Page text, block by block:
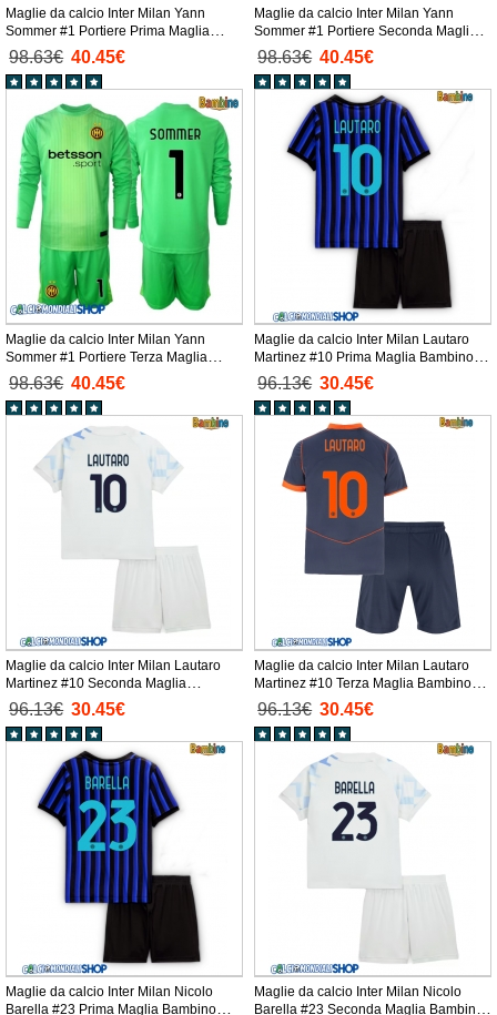
Maglie da calcio Inter Milan Yann
Sommer #1 Portiere Prima Maglia
Bambino 2025-26 Manica Lunga +
Pantaloni corti)
98.63€ 40.45€
Maglie da calcio Inter Milan Yann
Sommer #1 Portiere Seconda Maglia
Bambino 2025-26 Manica Lunga +
Pantaloni corti)
98.63€ 40.45€
Maglie da calcio Inter Milan Yann
Sommer #1 Portiere Terza Maglia
Bambino 2025-26 Manica Lunga +
Pantaloni corti)
98.63€ 40.45€
Maglie da calcio Inter Milan Lautaro
Martinez #10 Prima Maglia Bambino
2025-26 Manica Corta + Pantaloni
corti)
96.13€ 30.45€
Maglie da calcio Inter Milan Lautaro
Martinez #10 Seconda Maglia
Bambino 2025-26 Manica Corta +
Pantaloni corti)
96.13€ 30.45€
Maglie da calcio Inter Milan Lautaro
Martinez #10 Terza Maglia Bambino
2025-26 Manica Corta + Pantaloni
corti)
96.13€ 30.45€
Maglie da calcio Inter Milan Nicolo
Barella #23 Prima Maglia Bambino
Maglie da calcio Inter Milan Nicolo
Barella #23 Seconda Maglia Bambino